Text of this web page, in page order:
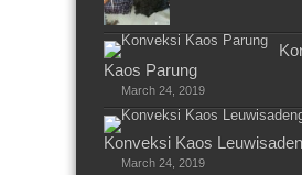
Kaos Parung
March 24, 2019
Konveksi Kaos
March 24, 2019